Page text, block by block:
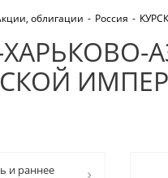
облигации - Россия -
ХАРЬКОВО-
и раннее